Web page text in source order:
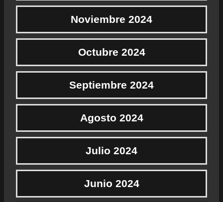
Noviembre 2024
Octubre 2024
Septiembre 2024
Agosto 2024
Julio 2024
Junio 2024